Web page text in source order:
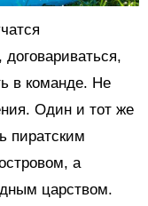
в команде. Не
Один и тот же
пиратским
а
царством.